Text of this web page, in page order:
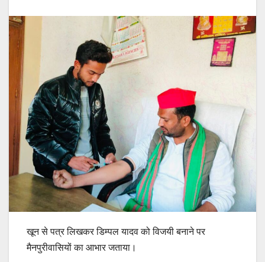
खून से पत्र लिखकर डिम्पल यादव को विजयी बनाने पर
मैनपुरीवासियों का आभार जताया।